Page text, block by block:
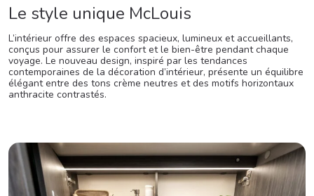
Le style unique McLouis
L’intérieur offre des espaces spacieux, lumineux et accueillants,
conçus pour assurer le confort et le bien-être pendant chaque
voyage. Le nouveau design, inspiré par les tendances
contemporaines de la décoration d’intérieur, présente un équilibre
élégant entre des tons crème neutres et des motifs horizontaux
anthracite contrastés.